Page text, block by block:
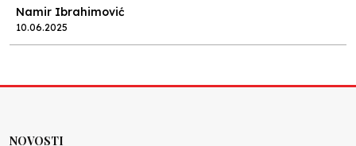
Namir Ibrahimović
10.06.2025
NOVOSTI